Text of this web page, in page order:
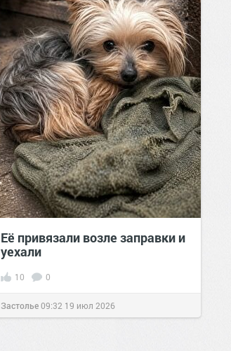
Её привязали возле заправки и
уехали
10 0
Застолье09:32 19 июл 2026